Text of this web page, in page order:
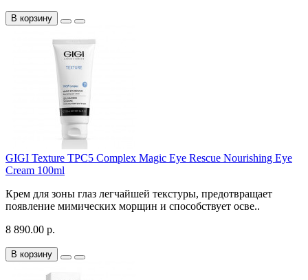
В корзину
GIGI Texture TPC5 Complex Magic Eye Rescue Nourishing Eye
Cream 100ml
Крем для зоны глаз легчайшей текстуры, предотвращает
появление мимических морщин и способствует осве..
8 890.00 р.
В корзину